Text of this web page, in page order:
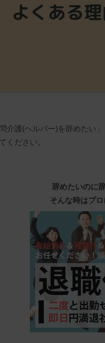
介護(ヘルパー)を辞めたい
ください。
辞めたいのに
そんな時はプ